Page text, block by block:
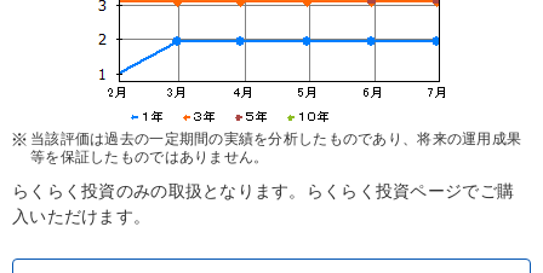
当該評価は過去の一定期間の実績を分析したものであり、将来の運用成果
等を保証したものではありません。
らくらく投資のみの取扱となります。らくらく投資ページでご購
入いただけます。